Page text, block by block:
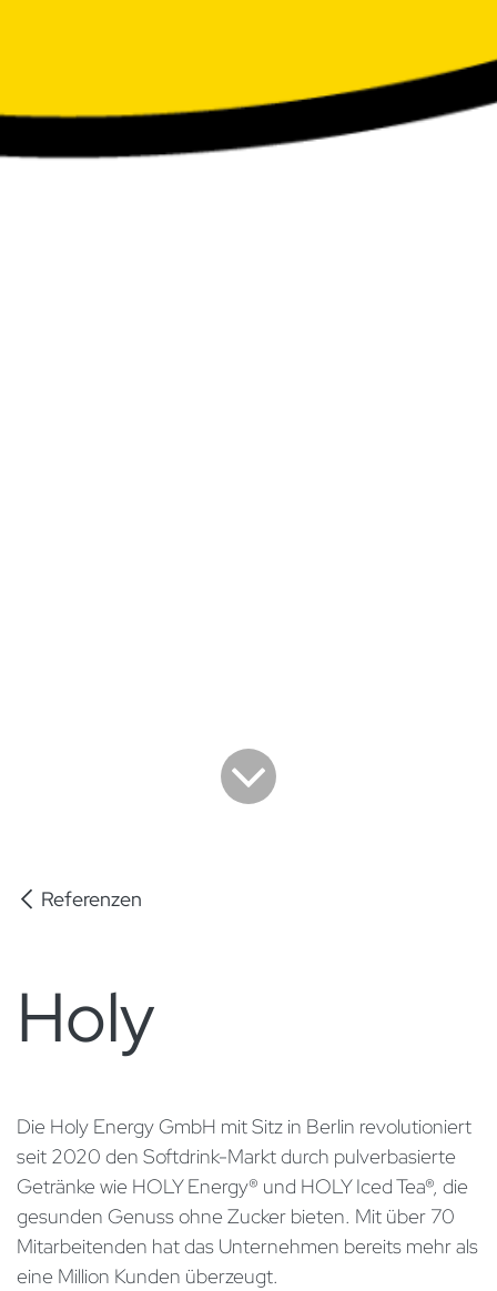
Referenzen
Holy
​Die Holy Energy GmbH mit Sitz in Berlin revolutioniert
seit 2020 den Softdrink-Markt durch pulverbasierte
Getränke wie HOLY Energy® und HOLY Iced Tea®, die
gesunden Genuss ohne Zucker bieten. Mit über 70
Mitarbeitenden hat das Unternehmen bereits mehr als
eine Million Kunden überzeugt. ​